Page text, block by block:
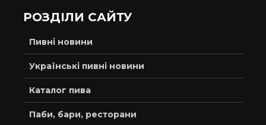
РОЗДІЛИ САЙТУ
Пивні новини
Українські пивні новини
Каталог пива
Паби, бари, ресторани